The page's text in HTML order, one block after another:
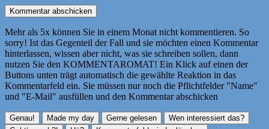
Mehr als 5x können Sie in einem Monat nicht kommentieren. So
sorry! Ist das Gegenteil der Fall und sie möchten einen Kommentar
hinterlassen, wissen aber nicht, was sie schreiben sollen, dann
nutzen Sie den KOMMENTAROMAT! Ein Klick auf einen der
Buttons unten trägt automatisch die gewählte Reaktion in das
Kommentarfeld ein. Sie müssen nur noch die Pflichtfelder "Name"
und "E-Mail" ausfüllen und den Kommentar abschicken